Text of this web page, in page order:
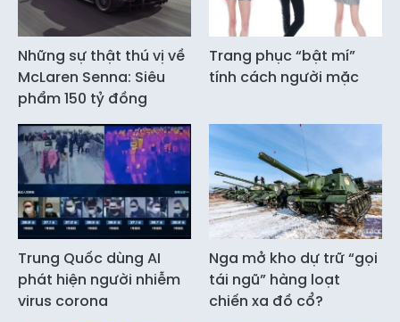
Những sự thật thú vị về
McLaren Senna: Siêu
phẩm 150 tỷ đồng
Trang phục “bật mí”
tính cách người mặc
Trung Quốc dùng AI
phát hiện người nhiễm
virus corona
Nga mở kho dự trữ “gọi
tái ngũ” hàng loạt
chiến xa đồ cổ?